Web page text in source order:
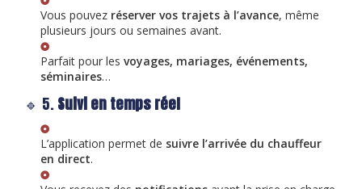
Vous pouvez réserver vos trajets à l’avance, même
plusieurs jours ou semaines avant.
Parfait pour les voyages, mariages, événements,
séminaires…
🔹 5.Suivi en temps réel
L’application permet de suivre l’arrivée du chauffeur
en direct.